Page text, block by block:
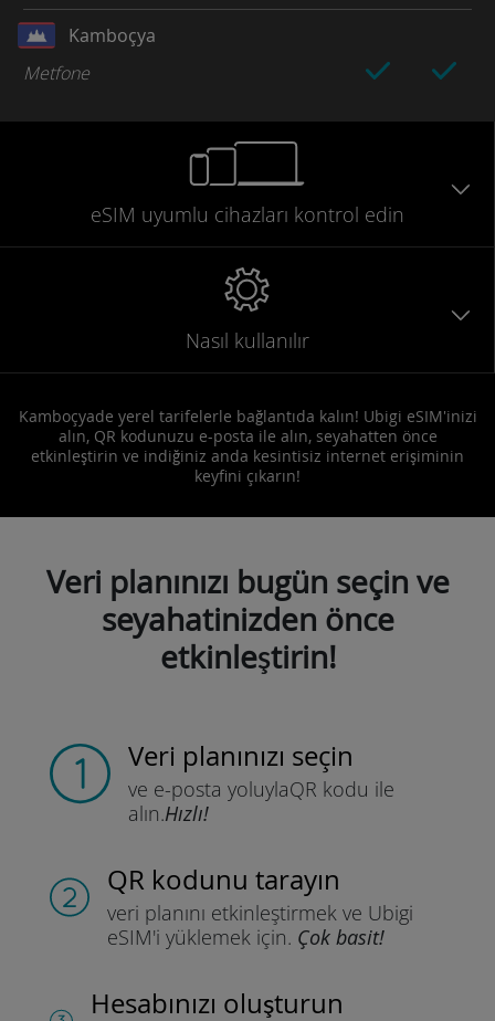
Kamboçya
Metfone
eSIM uyumlu cihazları kontrol edin
Nasıl kullanılır
Kamboçyade yerel tarifelerle bağlantıda kalın! Ubigi eSIM'inizi
alın, QR kodunuzu e-posta ile alın, seyahatten önce
etkinleştirin ve indiğiniz anda kesintisiz internet erişiminin
keyfini çıkarın!
Veri planınızı bugün seçin ve
seyahatinizden önce
etkinleştirin!
Veri planınızı seçin
ve e-posta yoluylaQR kodu ile
alın.Hızlı!
QR kodunu tarayın
veri planını etkinleştirmek ve Ubigi
eSIM'i yüklemek için. Çok basit!
Hesabınızı oluşturun